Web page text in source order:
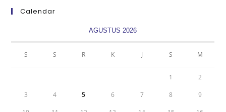
Calendar
AGUSTUS 2026
S S R K J S M
1 2
3 4 5 6 7 8 9